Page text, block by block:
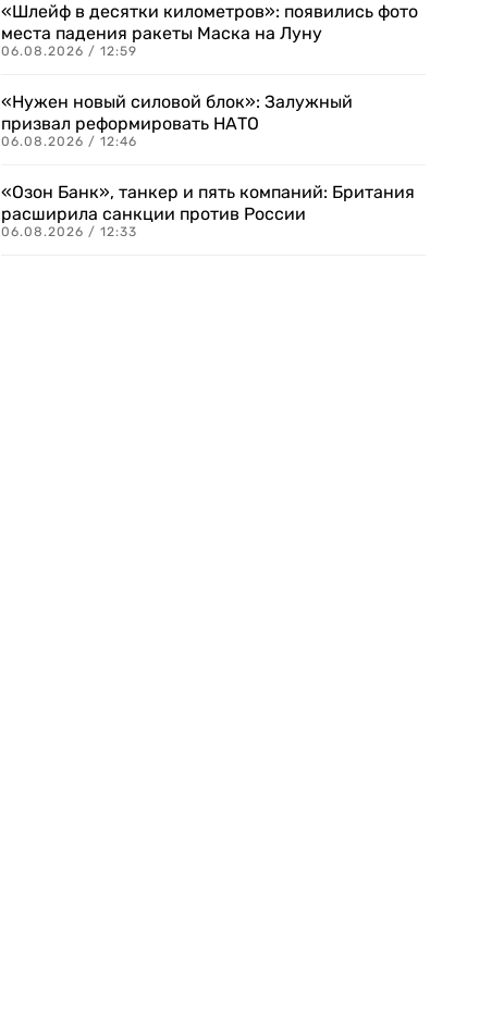
«Шлейф в десятки километров»: появились фото
места падения ракеты Маска на Луну
06.08.2026 / 12:59
«Нужен новый силовой блок»: Залужный
призвал реформировать НАТО
06.08.2026 / 12:46
«Озон Банк», танкер и пять компаний: Британия
расширила санкции против России
06.08.2026 / 12:33